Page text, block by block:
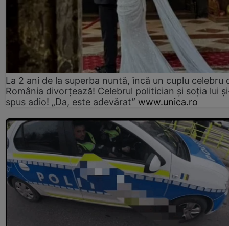
La 2 ani de la superba nuntă, încă un cuplu celebru
România divorțează! Celebrul politician și soția lui
spus adio! „Da, este adevărat” www.unica.ro